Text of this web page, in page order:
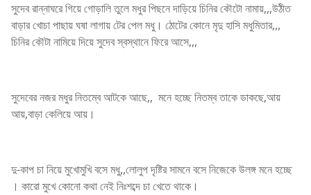
সুদেব রান্নাঘরে গিয়ে গোড়ালি তুলে মধুর পিছনে দাড়িয়ে চিনির কৌটো নামায়,,,উঠীত
বাড়ার খোচা পাছায় ঘষা লাগায় টের পেল মধু। ঠোটের কোনে মৃদু হাসি মধুমিতার,,,
চিনির কৌটা নামিয়ে দিয়ে সুদেব স্বস্থানে ফিরে আসে,,,
সুদেবের নজর মধুর নিতম্বে আটকে আছে,, মনে হচ্ছে নিতম্ব তাকে ডাকছে,আয়
আয়,বাড়া কেলিয়ে আয়।
দু-কাপ চা নিয়ে মুখোমুখি বসে মধু,,লোলুপ দৃষ্টির সামনে বসে নিজেকে উলঙ্গ মনে হচ্ছে
। কারো মুখে কোনো কথা নেই নিঃশব্দে চা খেতে থাকে।